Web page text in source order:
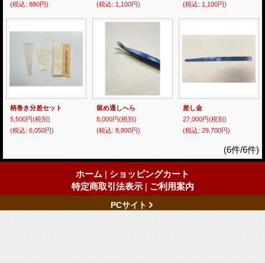
(税込: 880円)
(税込: 1,100円)
(税込: 1,100円)
柄巻き分差セット
5,500円(税別)
(税込: 6,050円)
留め通しへら
8,000円(税別)
(税込: 8,800円)
差し金
27,000円(税別)
(税込: 29,700円)
(6件/6件)
ホーム | ショッピングカート
特定商取引法表示 | ご利用案内
PCサイト